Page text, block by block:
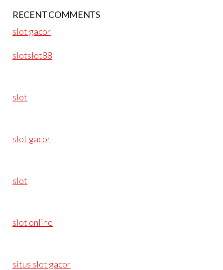
RECENT COMMENTS
slot gacor
slotslot88
slot
slot gacor
slot
slot online
situs slot gacor